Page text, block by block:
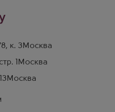
к. 3 Москва
1
Москва
Москва